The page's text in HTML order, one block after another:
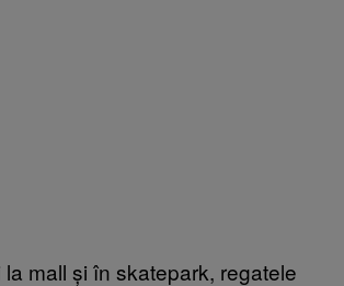
mall și în skatepark, regatele